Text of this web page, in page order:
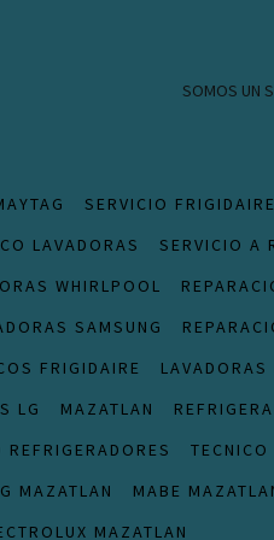
SOMOS UN
SERVICIO FRIGIDAIRE
LAVADORAS
SERVICIO A
WHIRLPOOL
SAMSUNG
FRIGIDAIRE
LAVADORAS
LG MAZATLAN
REFRIGERADORES
TECNICO
MAZATLAN MABE
MAZATLAN